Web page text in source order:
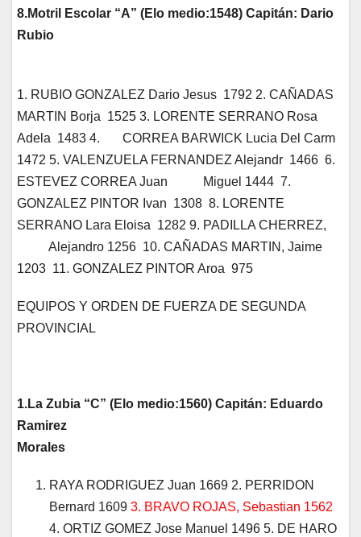
8.Motril Escolar “A” (Elo medio:1548) Capitán: Dario
Rubio
1. RUBIO GONZALEZ Dario Jesus 1792 2. CAÑADAS
MARTIN Borja 1525 3. LORENTE SERRANO Rosa
Adela 1483 4. CORREA BARWICK Lucia Del Carm
1472 5. VALENZUELA FERNANDEZ Alejandr 1466 6.
ESTEVEZ CORREA Juan Miguel 1444 7.
GONZALEZ PINTOR Ivan 1308 8. LORENTE
SERRANO Lara Eloisa 1282 9. PADILLA CHERREZ,
Alejandro 1256 10. CAÑADAS MARTIN, Jaime
1203 11. GONZALEZ PINTOR Aroa 975
EQUIPOS Y ORDEN DE FUERZA DE SEGUNDA
PROVINCIAL
1.La Zubia “C” (Elo medio:1560) Capitán: Eduardo
Ramirez
Morales
RAYA RODRIGUEZ Juan 1669 2. PERRIDON
Bernard 1609 3. BRAVO ROJAS, Sebastian 1562
4. ORTIZ GOMEZ Jose Manuel 1496 5. DE HARO